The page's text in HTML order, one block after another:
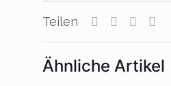
Teilen
Ähnliche Artikel